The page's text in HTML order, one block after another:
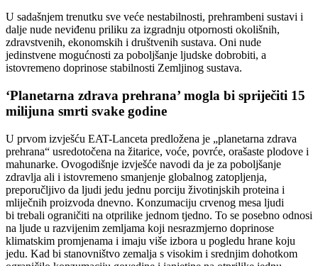
U sadašnjem trenutku sve veće nestabilnosti, prehrambeni sustavi i
dalje nude neviđenu priliku za izgradnju otpornosti okolišnih,
zdravstvenih, ekonomskih i društvenih sustava. Oni nude
jedinstvene mogućnosti za poboljšanje ljudske dobrobiti, a
istovremeno doprinose stabilnosti Zemljinog sustava.
‘Planetarna zdrava prehrana’ mogla bi spriječiti 15
milijuna smrti svake godine
U prvom izvješću EAT-Lanceta predložena je „planetarna zdrava
prehrana“ usredotočena na žitarice, voće, povrće, orašaste plodove i
mahunarke. Ovogodišnje izvješće navodi da je za poboljšanje
zdravlja ali i istovremeno smanjenje globalnog zatopljenja,
preporučljivo da ljudi jedu jednu porciju životinjskih proteina i
mliječnih proizvoda dnevno. Konzumaciju crvenog mesa ljudi
bi trebali ograničiti na otprilike jednom tjedno. To se posebno odnosi
na ljude u razvijenim zemljama koji nesrazmjerno doprinose
klimatskim promjenama i imaju više izbora u pogledu hrane koju
jedu. Kad bi stanovništvo zemalja s visokim i srednjim dohotkom